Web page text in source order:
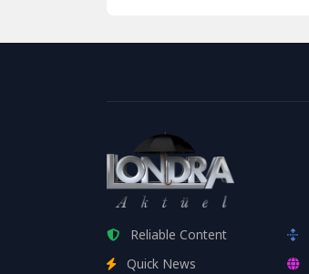
Reliable Content
Quick News